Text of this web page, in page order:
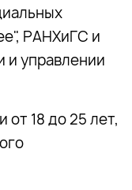
РАНХиГС и
и управлении
от 18 до 25 лет,